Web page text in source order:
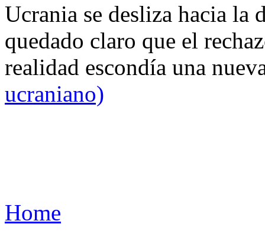
Ucrania se desliza hacia
quedado claro que el
realidad escondía una
ucraniano)
Home